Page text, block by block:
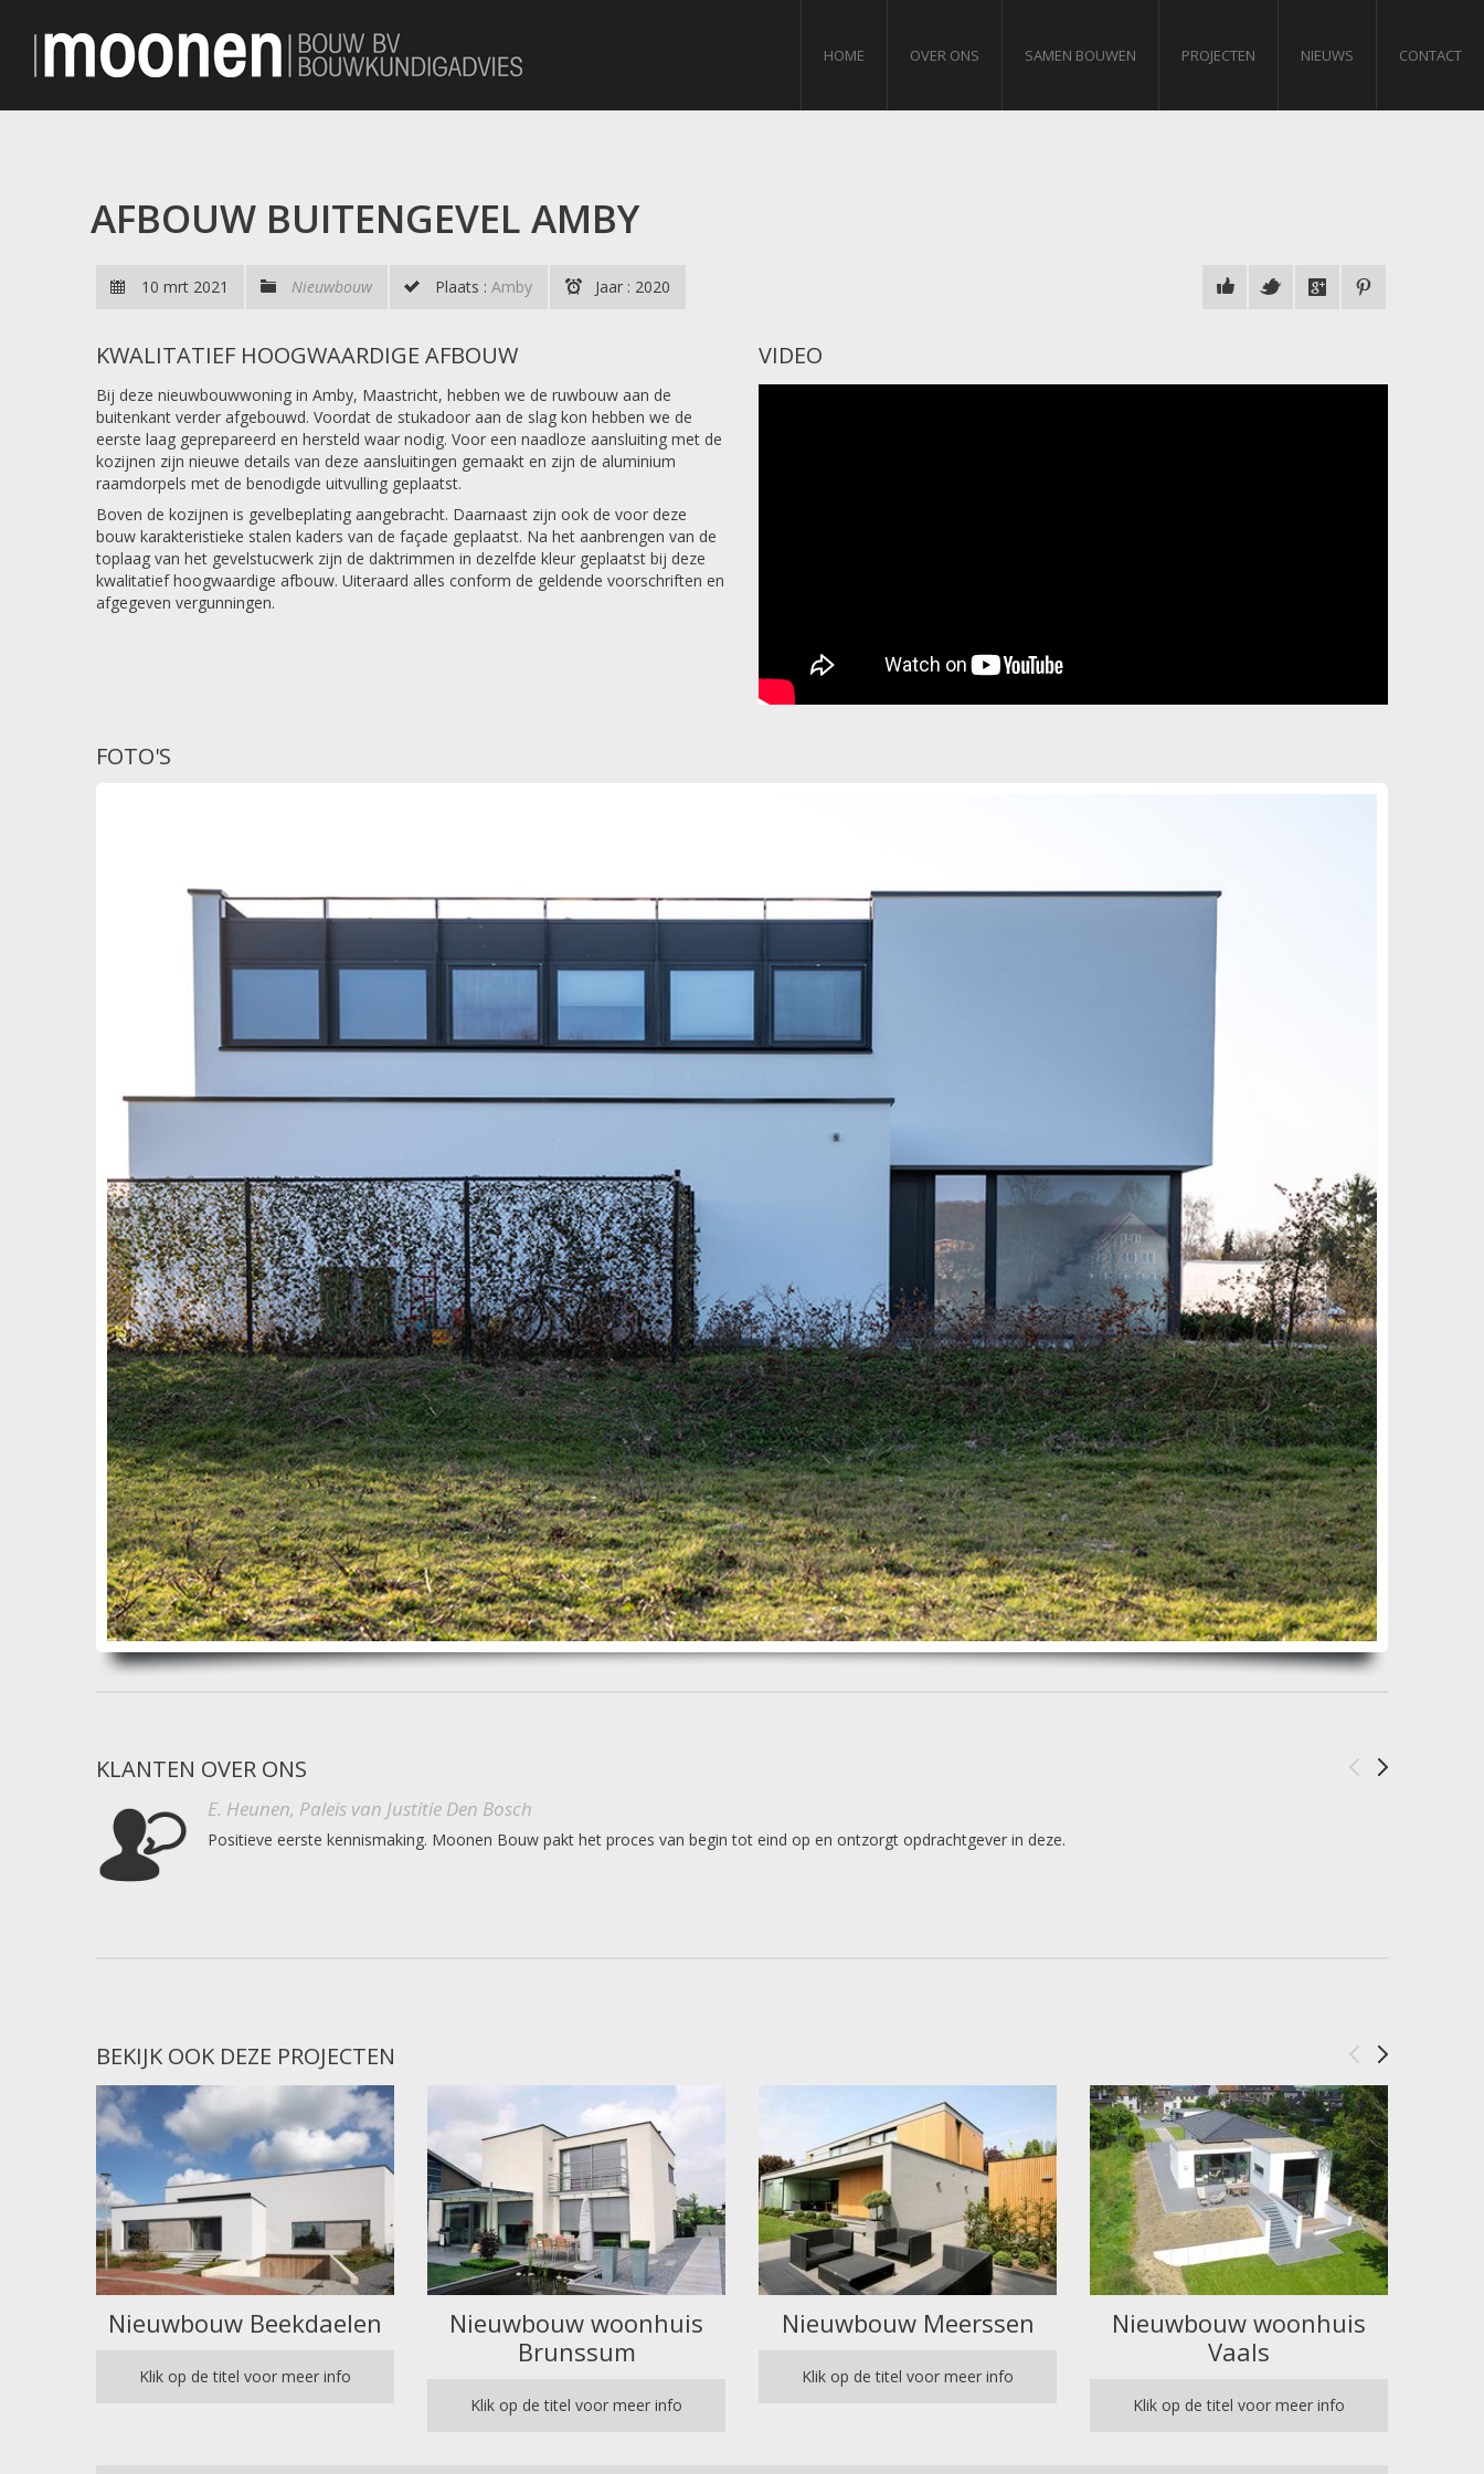
HOME OVER ONS SAMEN BOUWEN PROJECTEN NIEUWS CONTACT
AFBOUW BUITENGEVEL AMBY
10 mrt 2021 Nieuwbouw Plaats : Amby Jaar : 2020
KWALITATIEF HOOGWAARDIGE AFBOUW
Bij deze nieuwbouwwoning in Amby, Maastricht, hebben we de ruwbouw aan de
buitenkant verder afgebouwd. Voordat de stukadoor aan de slag kon hebben we de
eerste laag geprepareerd en hersteld waar nodig. Voor een naadloze aansluiting met de
kozijnen zijn nieuwe details van deze aansluitingen gemaakt en zijn de aluminium
raamdorpels met de benodigde uitvulling geplaatst.
Boven de kozijnen is gevelbeplating aangebracht. Daarnaast zijn ook de voor deze
bouw karakteristieke stalen kaders van de façade geplaatst. Na het aanbrengen van de
toplaag van het gevelstucwerk zijn de daktrimmen in dezelfde kleur geplaatst bij deze
kwalitatief hoogwaardige afbouw. Uiteraard alles conform de geldende voorschriften en
afgegeven vergunningen.
VIDEO
FOTO'S
KLANTEN OVER ONS
E. Heunen, Paleis van Justitie Den Bosch
Positieve eerste kennismaking. Moonen Bouw pakt het proces van begin tot eind op en ontzorgt opdrachtgever in deze.
BEKIJK OOK DEZE PROJECTEN
Nieuwbouw Beekdaelen
Klik op de titel voor meer info
Nieuwbouw woonhuis
Brunssum
Klik op de titel voor meer info
Nieuwbouw Meerssen
Klik op de titel voor meer info
Nieuwbouw woonhuis
Vaals
Klik op de titel voor meer info